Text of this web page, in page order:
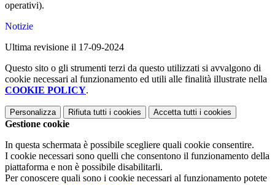
operativi).
Notizie
Ultima revisione il 17-09-2024
Questo sito o gli strumenti terzi da questo utilizzati si avvalgono di
cookie necessari al funzionamento ed utili alle finalità illustrate nella
COOKIE POLICY.
Personalizza Rifiuta tutti i cookies Accetta tutti i cookies
Gestione cookie
In questa schermata è possibile scegliere quali cookie consentire.
I cookie necessari sono quelli che consentono il funzionamento della
piattaforma e non è possibile disabilitarli.
Per conoscere quali sono i cookie necessari al funzionamento potete